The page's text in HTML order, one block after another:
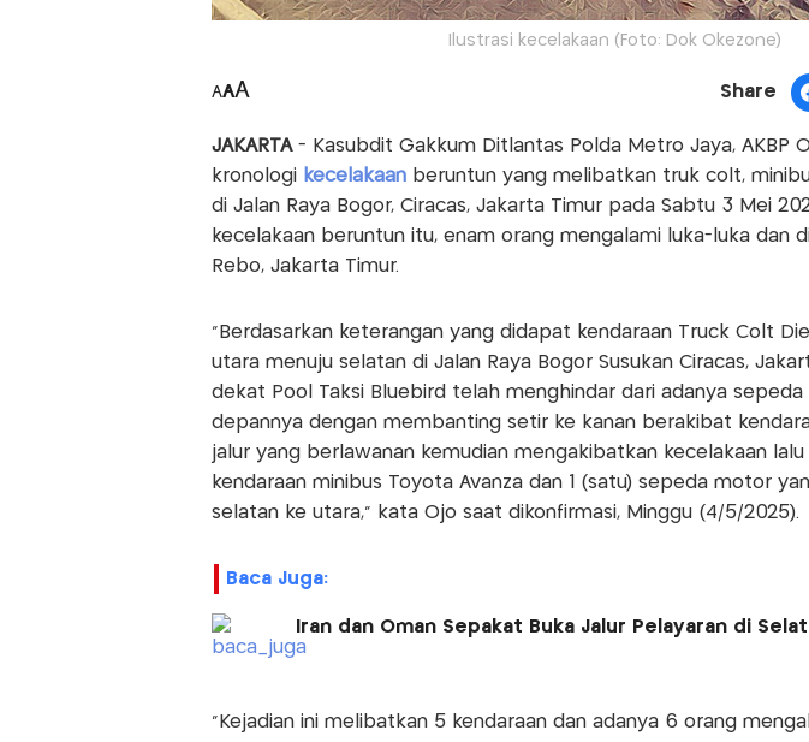
Ilustrasi kecelakaan (Foto: Dok Okezone)
AAA Share
JAKARTA- Kasubdit Gakkum Ditlantas Polda Metro Jaya, AKBP
kronologi kecelakaan beruntun yang melibatkan truk colt,
di Jalan Raya Bogor, Ciracas, Jakarta Timur pada Sabtu 3 Mei
kecelakaan beruntun itu, enam orang mengalami luka-luka dan
Rebo, Jakarta Timur.
"Berdasarkan keterangan yang didapat kendaraan Truck Colt
utara menuju selatan di Jalan Raya Bogor Susukan Ciracas,
dekat Pool Taksi Bluebird telah menghindar dari adanya
depannya dengan membanting setir ke kanan berakibat
jalur yang berlawanan kemudian mengakibatkan kecelakaan
kendaraan minibus Toyota Avanza dan 1 (satu) sepeda motor
selatan ke utara," kata Ojo saat dikonfirmasi, Minggu (4/5/2025).
Baca Juga:
Iran dan Oman Sepakat Buka Jalur Pelayaran di
"Kejadian ini melibatkan 5 kendaraan dan adanya 6 orang